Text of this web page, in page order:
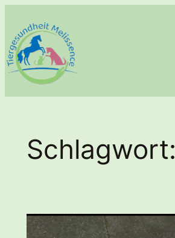
Inhalt
springen
Schlagwort: